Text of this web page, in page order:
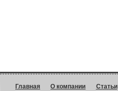
Главная О компании Статьи